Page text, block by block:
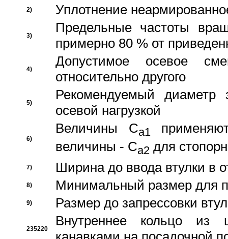
2) Уплотнение
3)
Предельные частоты
примерно 80 % от
4)
Допустимое осевое
относительно другого
5)
Рекомендуемый диаметр
осевой нагрузкой
6)
Величины Ca1
величины - Ca2 для
7) Ширина до ввода втулки в
8) Минимальный размер для
9) Размер до запрессовки
235220
Внутреннее кольцо из